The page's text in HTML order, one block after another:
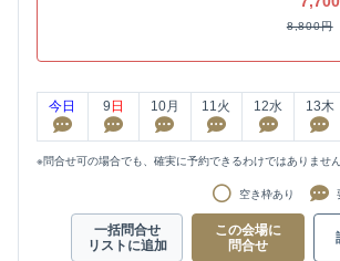
8,800円
今日 9 日 10月 11 火 12水 13木
※問合せ可の場合でも、確実に予約できるわけではありません
空き枠あり
一括問合せ
リストに追加
この会場に
問合せ